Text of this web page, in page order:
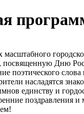
масштабного
посвященную Дню
поэтического
насладятся
единству и
поздравления